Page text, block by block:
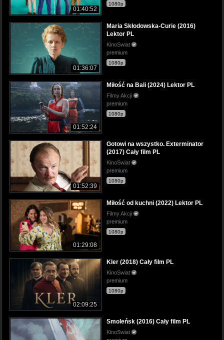
01:40:52
1080p
01:36:07
Maria Skłodowska-Curie (2016)
Lektor PL
KinoSwiat
premium
1080p
01:52:24
Miłość na Bali (2024) Lektor PL
Filmy Akcji
premium
1080p
01:52:39
Gotowi na wszystko. Exterminator
(2017) Cały film PL
KinoSwiat
premium
1080p
01:29:08
Miłość od kuchni (2022) Lektor PL
Filmy Akcji
premium
1080p
02:09:25
Kler (2018) Cały film PL
KinoSwiat
premium
1080p
Smoleńsk (2016) Cały film PL
KinoSwiat